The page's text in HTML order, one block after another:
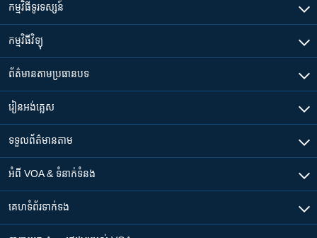
កម្មវិធី​ទូរទស្សន៍
កម្មវិធី​វិទ្យុ
ព័ត៌មាន​តាមប្រធានបទ​
រៀន​​អង់គ្លេស
ទទួល​ព័ត៌មាន​តាម
អំពី​ VOA & ទំនាក់ទំនង
គេហទំព័រ​​ទាក់ទង